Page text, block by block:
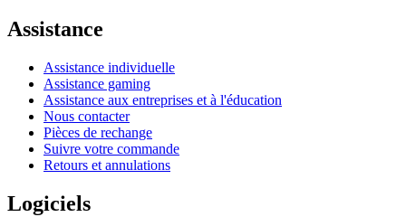
Assistance
Assistance individuelle
Assistance gaming
Assistance aux entreprises et à l'éducation
Nous contacter
Pièces de rechange
Suivre votre commande
Retours et annulations
Logiciels